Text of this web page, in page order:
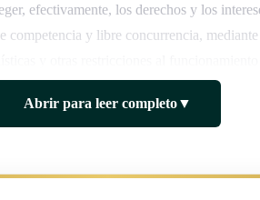
efectivamente, los derechos y los
competencia y libre concurrencia,
para las actividades económicas.
Abrir para leer completo▼